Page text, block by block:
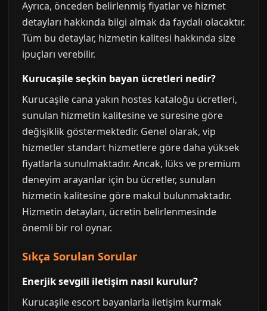
Ayrıca, önceden belirlenmiş fiyatlar ve hizmet
detayları hakkında bilgi almak da faydalı olacaktır.
Tüm bu detaylar, hizmetin kalitesi hakkında size
ipuçları verebilir.
Kurucaşile seçkin bayan ücretleri nedir?
Kurucaşile cana yakın hostes kataloğu ücretleri,
sunulan hizmetin kalitesine ve süresine göre
değişiklik göstermektedir. Genel olarak, vip
hizmetler standart hizmetlere göre daha yüksek
fiyatlarla sunulmaktadır. Ancak, lüks ve premium
deneyim arayanlar için bu ücretler, sunulan
hizmetin kalitesine göre makul bulunmaktadır.
Hizmetin detayları, ücretin belirlenmesinde
önemli bir rol oynar.
Sıkça Sorulan Sorular
Enerjik sevgili iletişim nasıl kurulur?
Kurucaşile escort bayanlarla iletişim kurmak